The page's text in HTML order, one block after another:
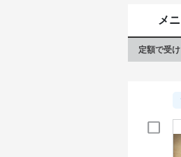
メ
定額で受